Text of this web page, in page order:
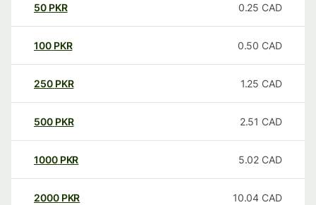
50 PKR 0.25 CAD
100 PKR 0.50 CAD
250 PKR 1.25 CAD
500 PKR 2.51 CAD
1000 PKR 5.02 CAD
2000 PKR 10.04 CAD